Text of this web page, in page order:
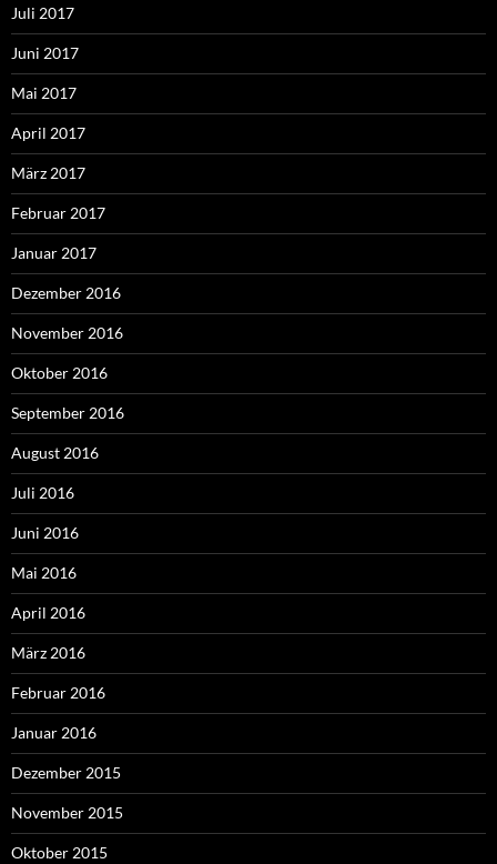
Juli 2017
Juni 2017
Mai 2017
April 2017
März 2017
Februar 2017
Januar 2017
Dezember 2016
November 2016
Oktober 2016
September 2016
August 2016
Juli 2016
Juni 2016
Mai 2016
April 2016
März 2016
Februar 2016
Januar 2016
Dezember 2015
November 2015
Oktober 2015